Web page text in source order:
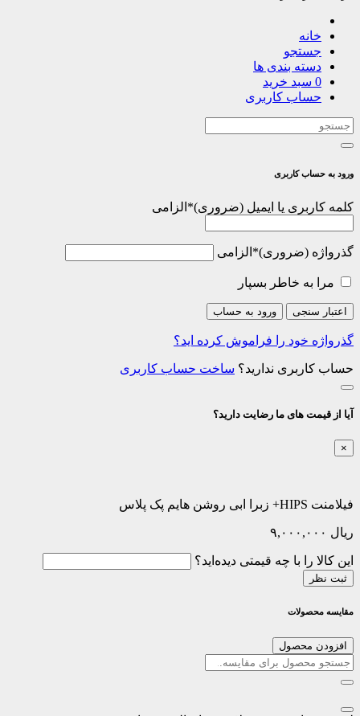
خانه
جستجو
دسته بندی ها
0 سبد خرید
حساب کاربری
ورود به حساب کاربری
کلمه کاربری یا ایمیل * الزامی
گذرواژه * الزامی
مرا به خاطر بسپار
اعتبار سنجی ورود به حساب
گذرواژه خود را فراموش کرده اید؟
حساب کاربری ندارید؟ ساخت حساب کاربری
آیا از قیمت های ما رضایت دارید؟
×
فیلامنت HIPS+ زبرا ابی روشن هایم پک پلاس
ریال
این کالا را با چه قیمتی دیده‌اید؟
ثبت نظر
مقایسه محصولات
افزودن محصول